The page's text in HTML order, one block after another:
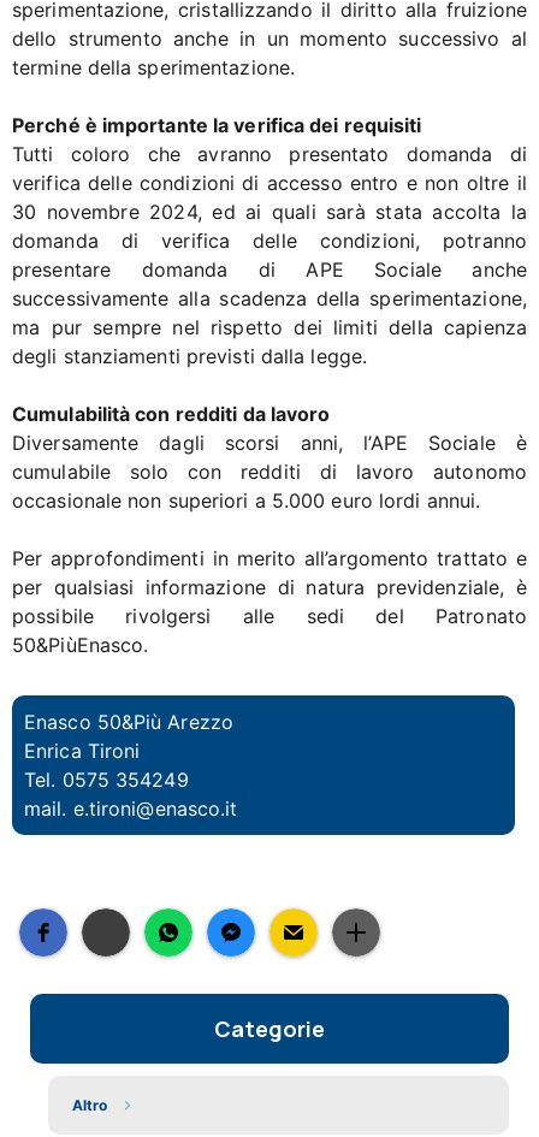
sperimentazione, cristallizzando il diritto alla fruizione
dello strumento anche in un momento successivo al
termine della sperimentazione.
Perché è importante la verifica dei requisiti
Tutti coloro che avranno presentato domanda di
verifica delle condizioni di accesso entro e non oltre il
30 novembre 2024, ed ai quali sarà stata accolta la
domanda di verifica delle condizioni, potranno
presentare domanda di APE Sociale anche
successivamente alla scadenza della sperimentazione,
ma pur sempre nel rispetto dei limiti della capienza
degli stanziamenti previsti dalla legge.
Cumulabilità con redditi da lavoro
Diversamente dagli scorsi anni, l’APE Sociale è
cumulabile solo con redditi di lavoro autonomo
occasionale non superiori a 5.000 euro lordi annui.
Per approfondimenti in merito all’argomento trattato e
per qualsiasi informazione di natura previdenziale, è
possibile rivolgersi alle sedi del Patronato
50&PiùEnasco.
Enasco 50&Più Arezzo
Enrica Tironi
Tel. 0575 354249
mail. e.tironi@enasco.it
Categorie
Altro